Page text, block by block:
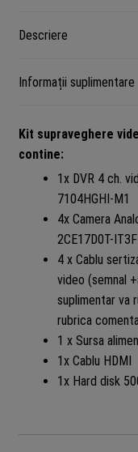
accesorii
500GB
Descriere
Informații suplimentare
Kit supraveghere
contine:
1x DVR 4 ch.
7104HGHI-M1
4x Camera
2CE17D0T-
4 x Cablu
video (semnal
suplimentar va
rubrica
1 x Sursa
1x Cablu HDMI
1x Hard disk